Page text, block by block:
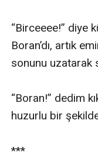
“Birceeee!” diye
Boran’dı, artık
sonunu uzatarak
“Boran!” dedim
huzurlu bir
***